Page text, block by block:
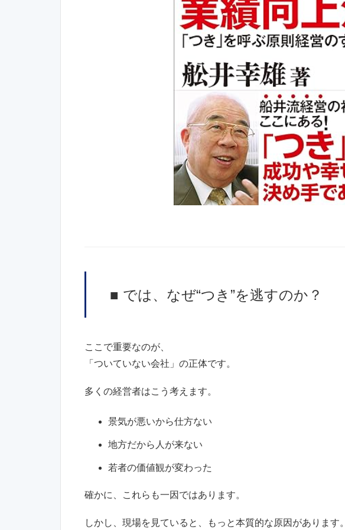
■ では、なぜ“つき”を逃すのか？
ここで重要なのが、
「ついていない会社」の正体です。
多くの経営者はこう考えます。
景気が悪いから仕方ない
地方だから人が来ない
若者の価値観が変わった
確かに、これらも一因ではあります。
しかし、現場を見ていると、もっと本質的な原因があります。